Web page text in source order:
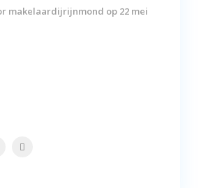
makelaardijrijnmond op 22 mei